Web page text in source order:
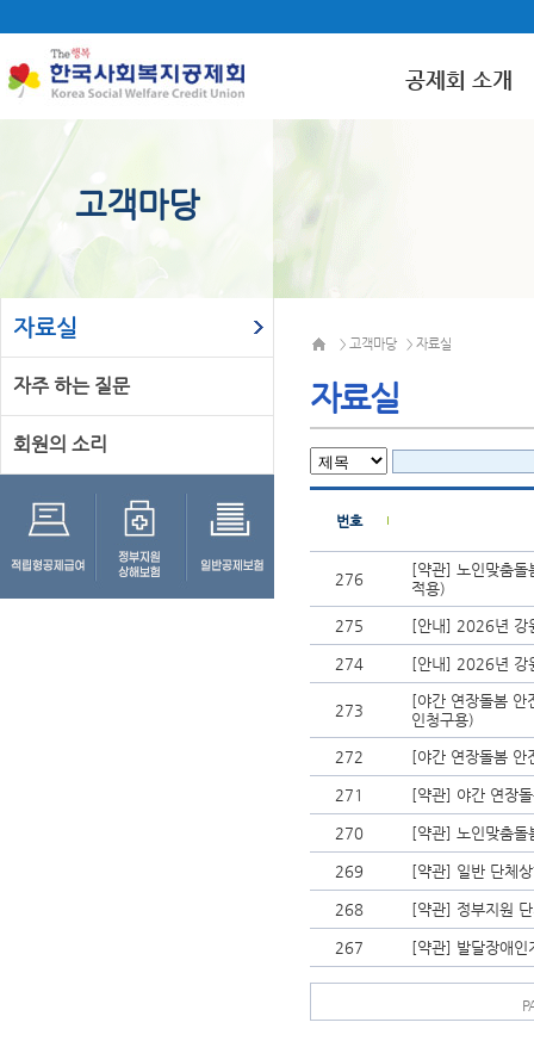
공제회 소개
고객마당
자료실
자주 하는 질문
회원의 소리
> 고객마당 > 자료실
자료실
번호
276
[약관] 노인맞춤
적용)
275 [안내] 2026년 강
274 [안내] 2026년 강
273
[야간 연장돌봄 안
인청구용)
272 [야간 연장돌봄 안
271 [약관] 야간 연장
270 [약관] 노인맞춤
269 [약관] 일반 단체
268 [약관] 정부지원
267 [약관] 발달장애인